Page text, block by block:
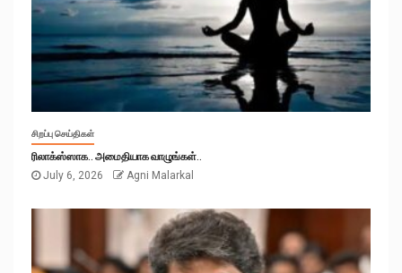
சிறப்பு செய்திகள்
ரிலாக்ஸ்ஸாக.. அமைதியாக வாழுங்கள்..
July 6, 2026
Agni Malarkal